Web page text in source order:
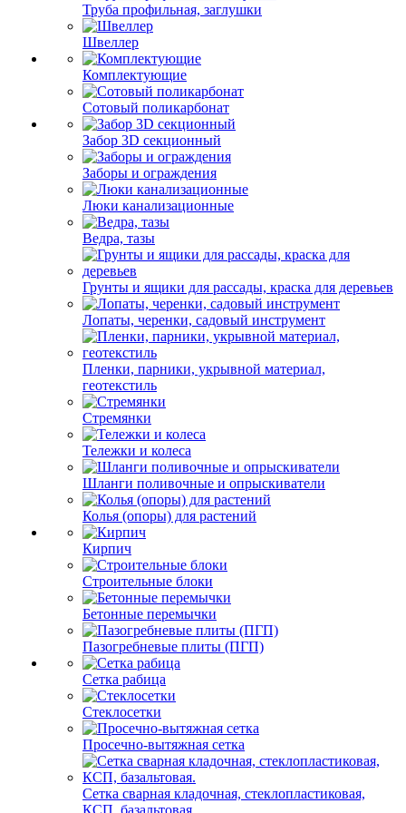
Труба профильная, заглушки
Швеллер
Комплектующие
Сотовый поликарбонат
Забор 3D секционный
Заборы и ограждения
Люки канализационные
Ведра, тазы
Грунты и ящики для рассады, краска для деревьев
Лопаты, черенки, садовый инструмент
Пленки, парники, укрывной материал,
геотекстиль
Стремянки
Тележки и колеса
Шланги поливочные и опрыскиватели
Колья (опоры) для растений
Кирпич
Строительные блоки
Бетонные перемычки
Пазогребневые плиты (ПГП)
Сетка рабица
Стеклосетки
Просечно-вытяжная сетка
Сетка сварная кладочная, стеклопластиковая,
КСП, базальтовая.